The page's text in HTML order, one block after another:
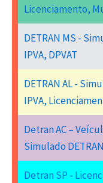
Licenciamento,
DETRAN MS -
IPVA, DPVAT
DETRAN AL -
IPVA,
Detran AC –
Simulado
Detran SP -